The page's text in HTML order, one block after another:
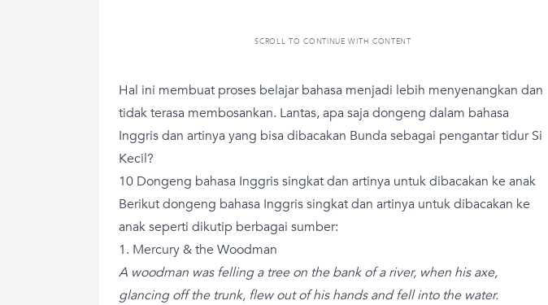
SCROLL TO CONTINUE WITH CONTENT
Hal ini membuat proses belajar bahasa menjadi lebih menyenangkan dan
tidak terasa membosankan. Lantas, apa saja dongeng dalam bahasa
Inggris dan artinya yang bisa dibacakan Bunda sebagai pengantar tidur Si
Kecil?
10 Dongeng bahasa Inggris singkat dan artinya untuk dibacakan ke anak
Berikut dongeng bahasa Inggris singkat dan artinya untuk dibacakan ke
anak seperti dikutip berbagai sumber:
1. Mercury & the Woodman
A woodman was felling a tree on the bank of a river, when his axe,
glancing off the trunk, flew out of his hands and fell into the water.